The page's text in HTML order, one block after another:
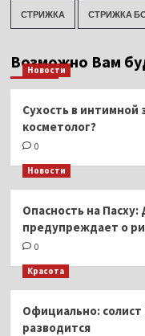
СТРИЖКА СТРИЖКА
Возможно Вам
Новости
Сухость в
косметолог?
0
Новости
Опасность на
предупреждает о
0
Красота
Официально:
разводится